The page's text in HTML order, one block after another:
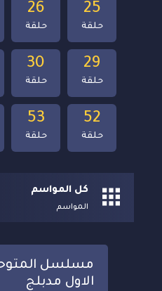
53
حلقة
52
حلقة
30
حلقة
29
حلقة
26
حلقة
25
حلقة
كل المواسم
المواسم
مسلسل
الاول مدبلج